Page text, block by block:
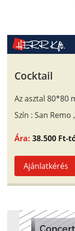
Cocktail
Az asztal 80*80
Szín : San
Ára: 38.500 Ft-
Ajánlatkérés